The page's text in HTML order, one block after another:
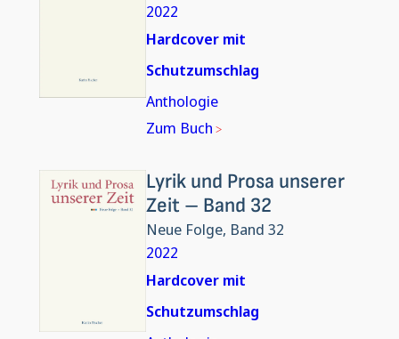
2022
Hardcover mit
Schutzumschlag
Anthologie
Zum Buch
Lyrik und Prosa unserer
Zeit – Band 32
Neue Folge, Band 32
2022
Hardcover mit
Schutzumschlag